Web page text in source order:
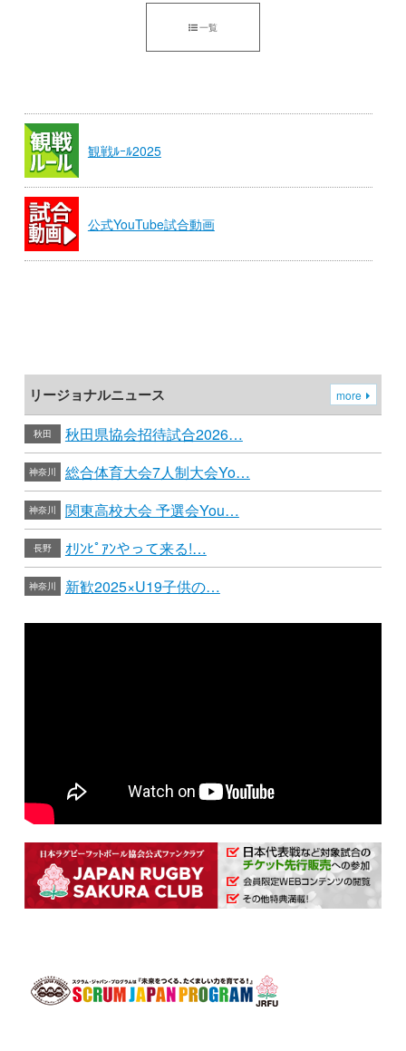
一覧
観戦ﾙｰﾙ2025
公式YouTube試合動画
リージョナルニュース more
秋田 秋田県協会招待試合2026…
神奈川 総合体育大会7人制大会Yo…
神奈川 関東高校大会 予選会You…
長野 ｵﾘﾝﾋﾟｱﾝやって来る!…
神奈川 新歓2025×U19子供の…